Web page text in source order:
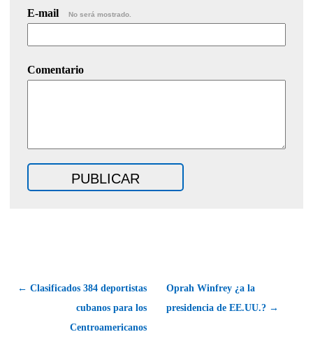
E-mail No será mostrado.
Comentario
← Clasificados 384 deportistas
cubanos para los
Centroamericanos
Oprah Winfrey ¿a la
presidencia de EE.UU.? →